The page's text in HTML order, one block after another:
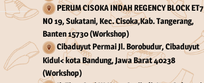
PERUM CISOKA INDAH REGENCY BLOCK ET7
NO 19, Sukatani, Kec. Cisoka,Kab. Tangerang,
Banten 15730 (Workshop)
Cibaduyut Permai Jl. Borobudur, Cibaduyut
Kidul< kota Bandung, Jawa Barat 40238
(Workshop)